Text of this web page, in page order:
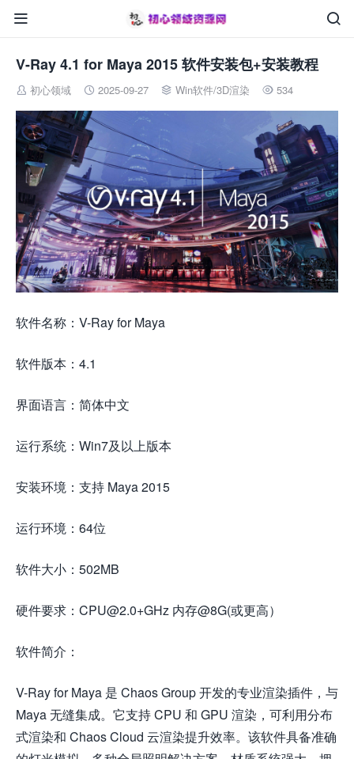


V-Ray 4.1 for Maya 2015 软件安装包+安装教程
 初心领域  2025-09-27  Win软件/3D渲染  534
软件名称：V-Ray for Maya
软件版本：4.1
界面语言：简体中文
运行系统：Win7及以上版本
安装环境：支持 Maya 2015
运行环境：64位
软件大小：502MB
硬件要求：CPU@2.0+GHz 内存@8G(或更高）
软件简介：
V-Ray for Maya 是 Chaos Group 开发的专业渲染插件，与
Maya 无缝集成。它支持 CPU 和 GPU 渲染，可利用分布
式渲染和 Chaos Cloud 云渲染提升效率。该软件具备准确